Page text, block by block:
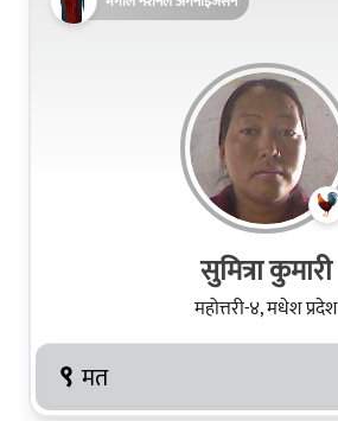
सुमित्रा कुमारी
महोत्तरी-४, मधेश प्रदेश
९ मत